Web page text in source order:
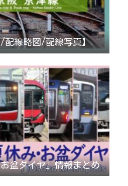
配線略図/配線写真】
盆ダイヤ」情報まとめ